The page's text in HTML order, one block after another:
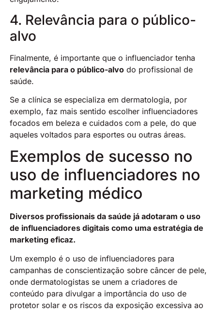
4. Relevância para o público-
alvo
Finalmente, é importante que o influenciador tenha
relevância para o público-alvo do profissional de
saúde.
Se a clínica se especializa em dermatologia, por
exemplo, faz mais sentido escolher influenciadores
focados em beleza e cuidados com a pele, do que
aqueles voltados para esportes ou outras áreas.
Exemplos de sucesso no
uso de influenciadores no
marketing médico
Diversos profissionais da saúde já adotaram o uso
de influenciadores digitais como uma estratégia de
marketing eficaz.
Um exemplo é o uso de influenciadores para
campanhas de conscientização sobre câncer de pele,
onde dermatologistas se unem a criadores de
conteúdo para divulgar a importância do uso de
protetor solar e os riscos da exposição excessiva ao